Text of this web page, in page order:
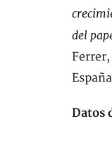
del
Ferrer,
Datos